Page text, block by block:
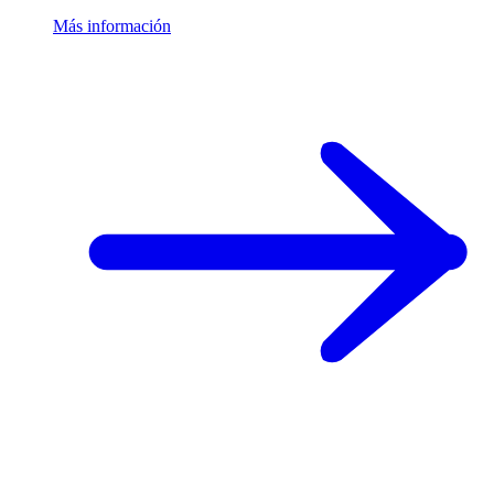
Más información